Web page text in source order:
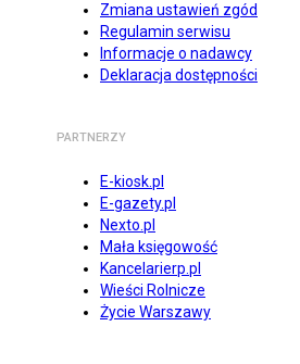
Zmiana ustawień zgód
Regulamin serwisu
Informacje o nadawcy
Deklaracja dostępności
PARTNERZY
E-kiosk.pl
E-gazety.pl
Nexto.pl
Mała księgowość
Kancelarierp.pl
Wieści Rolnicze
Życie Warszawy